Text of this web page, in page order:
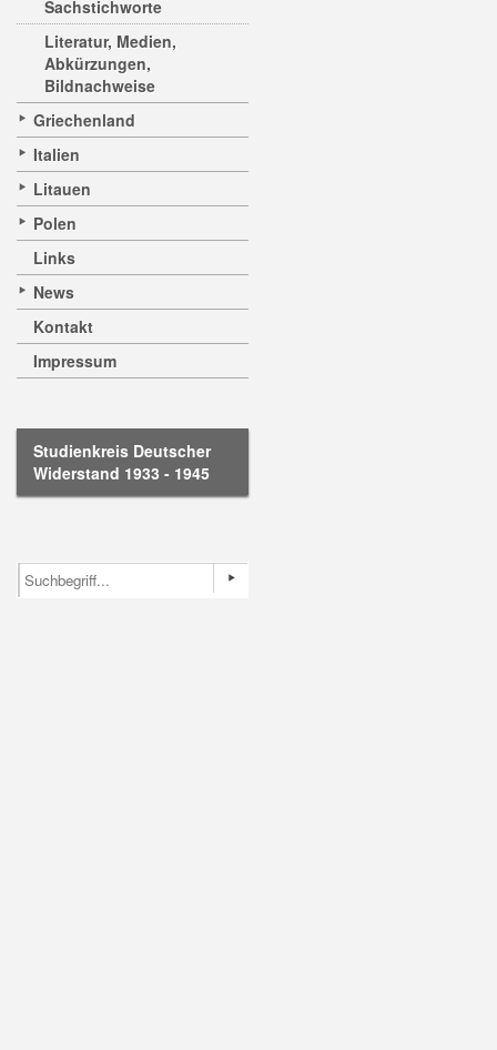
Sachstichworte
Literatur, Medien,
Abkürzungen,
Bildnachweise
Griechenland
Italien
Litauen
Polen
Links
News
Kontakt
Impressum
Studienkreis Deutscher
Widerstand 1933 - 1945